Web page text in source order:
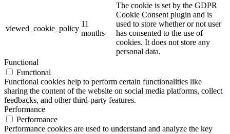
viewed_cookie_policy
11
months
The cookie is set by the GDPR
Cookie Consent plugin and is
used to store whether or not user
has consented to the use of
cookies. It does not store any
personal data.
Functional
Functional
Functional cookies help to perform certain functionalities like
sharing the content of the website on social media platforms, collect
feedbacks, and other third-party features.
Performance
Performance
Performance cookies are used to understand and analyze the key